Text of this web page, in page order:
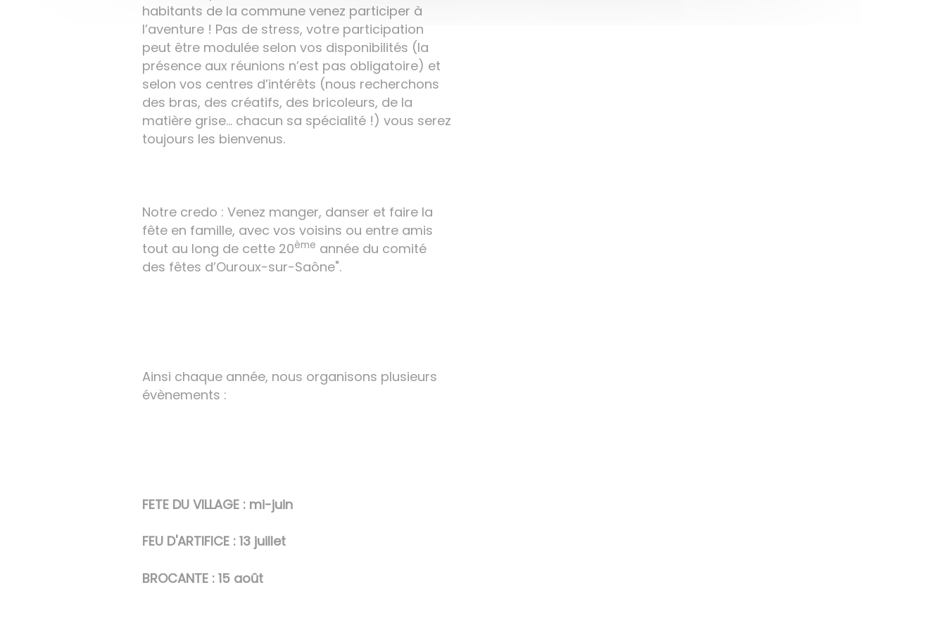
habitants de la commune venez participer à
l’aventure ! Pas de stress, votre participation
peut être modulée selon vos disponibilités (la
présence aux réunions n’est pas obligatoire) et
selon vos centres d’intérêts (nous recherchons
des bras, des créatifs, des bricoleurs, de la
matière grise… chacun sa spécialité !) vous serez
toujours les bienvenus.
Notre credo : Venez manger, danser et faire la
fête en famille, avec vos voisins ou entre amis
tout au long de cette 20ème année du comité
des fêtes d’Ouroux-sur-Saône".
Ainsi chaque année, nous organisons plusieurs
évènements :
FETE DU VILLAGE : mi-juin
FEU D'ARTIFICE : 13 juillet
BROCANTE : 15 août